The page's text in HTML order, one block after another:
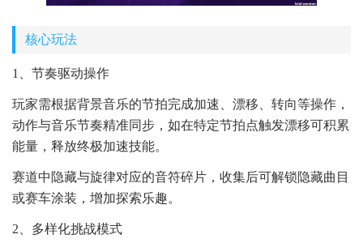
核心玩法
1、节奏驱动操作
玩家需根据背景音乐的节拍完成加速、漂移、转向等操作，
动作与音乐节奏精准同步，如在特定节拍点触发漂移可积累
能量，释放终极加速技能。
赛道中隐藏与旋律对应的音符碎片，收集后可解锁隐藏曲目
或赛车涂装，增加探索乐趣。
2、多样化挑战模式